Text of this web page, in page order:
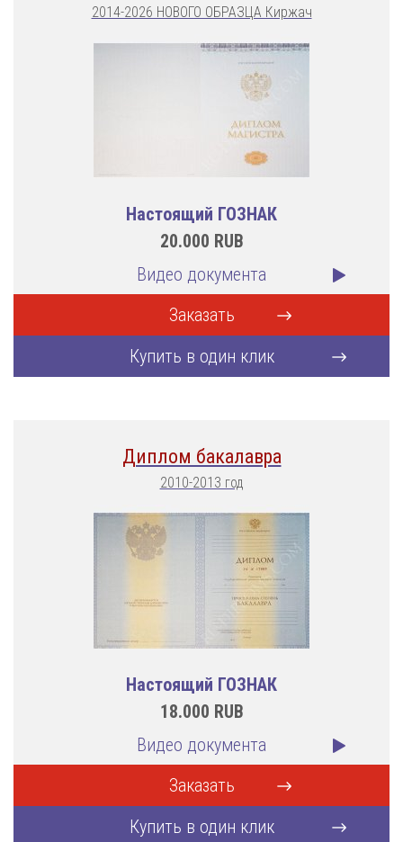
2014-2026 НОВОГО ОБРАЗЦА Киржач
Настоящий ГОЗНАК
20.000 RUB
Видео документа
Заказать
Купить в один клик
Диплом бакалавра
2010-2013 год
Настоящий ГОЗНАК
18.000 RUB
Видео документа
Заказать
Купить в один клик